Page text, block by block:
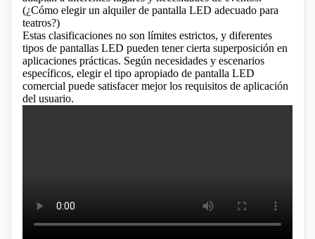
(¿Cómo elegir un alquiler de pantalla LED adecuado para
teatros?)
Estas clasificaciones no son límites estrictos, y diferentes
tipos de pantallas LED pueden tener cierta superposición en
aplicaciones prácticas. Según necesidades y escenarios
específicos, elegir el tipo apropiado de pantalla LED
comercial puede satisfacer mejor los requisitos de aplicación
del usuario.